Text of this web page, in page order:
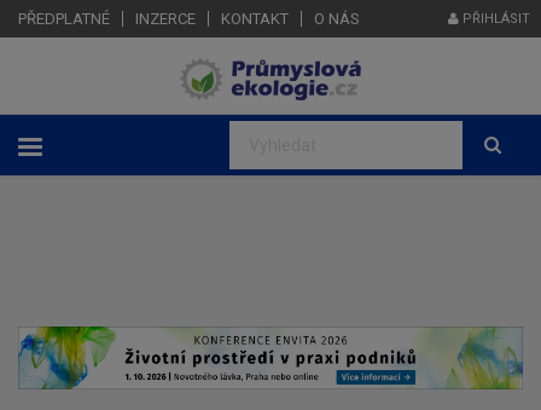
PŘEDPLATNÉ INZERCE KONTAKT O NÁS PŘIHLÁSIT